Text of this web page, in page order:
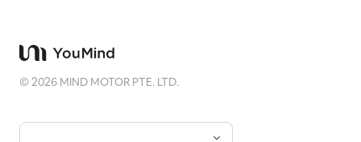
©2026 MIND MOTOR PTE. LTD.